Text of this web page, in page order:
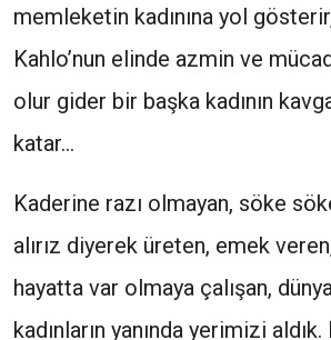
memleketin kadınına yol
Kahlo’nun elinde azmin ve
olur gider bir başka kadının
katar…
Kaderine razı olmayan, söke
alırız diyerek üreten, emek
hayatta var olmaya çalışan,
kadınların yanında yerimizi